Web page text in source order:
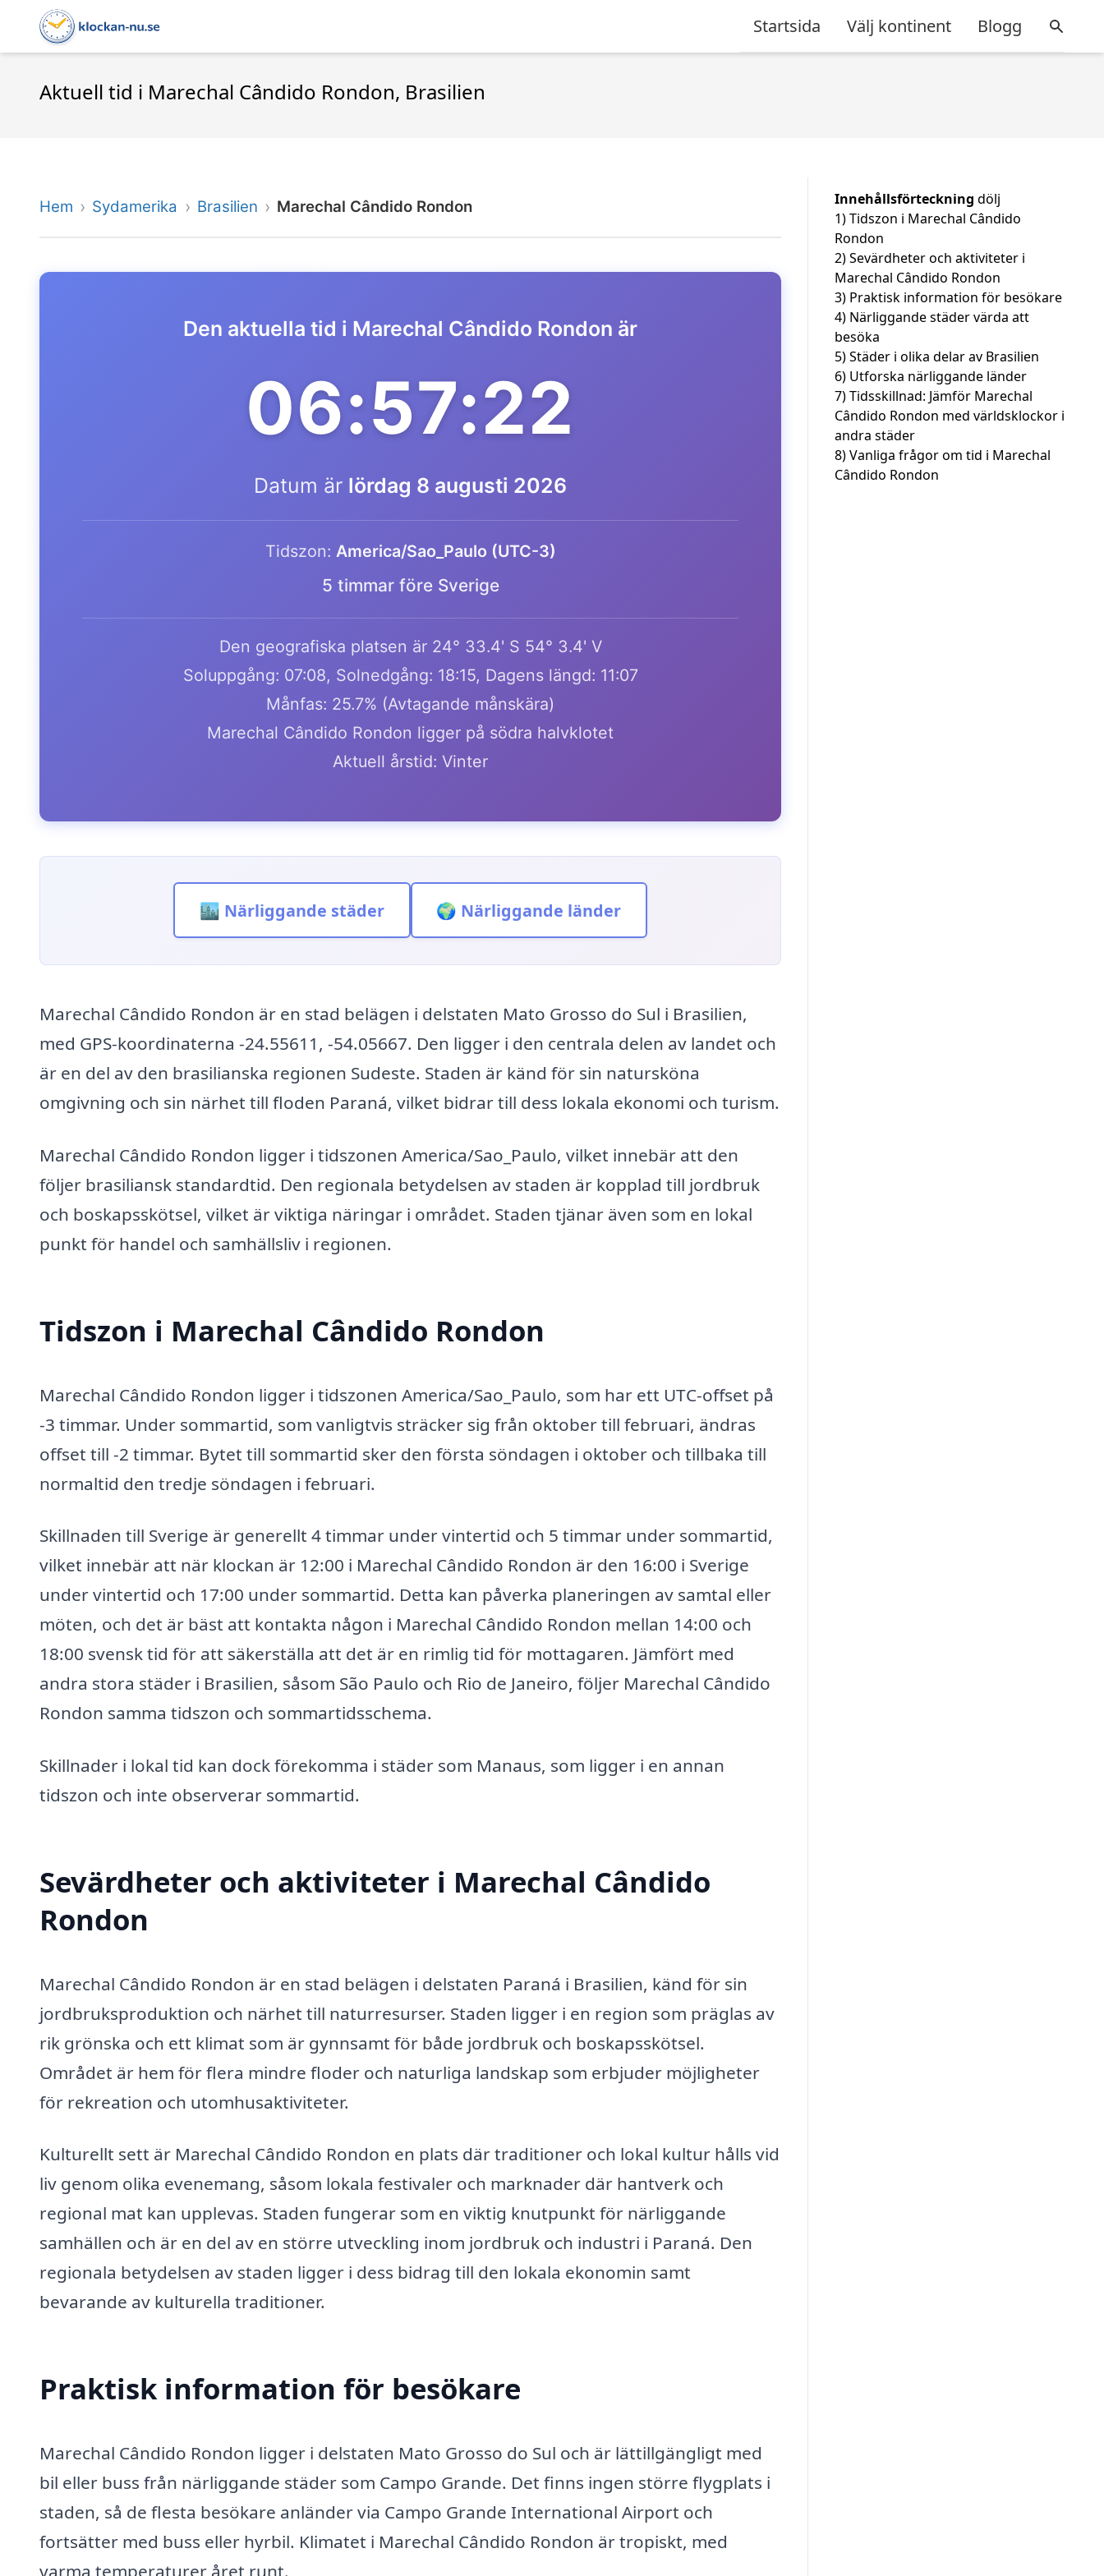
Startsida Välj kontinent Blogg
Aktuell tid i Marechal Cândido Rondon, Brasilien
Hem Sydamerika Brasilien Marechal Cândido Rondon
Den aktuella tid i Marechal Cândido Rondon är
06:57:22
Datum är lördag 8 augusti 2026
Tidszon: America/Sao_Paulo (UTC-3)
5 timmar före Sverige
Den geografiska platsen är 24° 33.4' S 54° 3.4' V
Soluppgång: 07:08, Solnedgång: 18:15, Dagens längd: 11:07
Månfas: 25.7% (Avtagande månskära)
Marechal Cândido Rondon ligger på södra halvklotet
Aktuell årstid: Vinter
🏙️ Närliggande städer 🌍 Närliggande länder
Marechal Cândido Rondon är en stad belägen i delstaten Mato Grosso do Sul i Brasilien,
med GPS-koordinaterna -24.55611, -54.05667. Den ligger i den centrala delen av landet och
är en del av den brasilianska regionen Sudeste. Staden är känd för sin natursköna
omgivning och sin närhet till floden Paraná, vilket bidrar till dess lokala ekonomi och turism.
Marechal Cândido Rondon ligger i tidszonen America/Sao_Paulo, vilket innebär att den
följer brasiliansk standardtid. Den regionala betydelsen av staden är kopplad till jordbruk
och boskapsskötsel, vilket är viktiga näringar i området. Staden tjänar även som en lokal
punkt för handel och samhällsliv i regionen.
Tidszon i Marechal Cândido Rondon
Marechal Cândido Rondon ligger i tidszonen America/Sao_Paulo, som har ett UTC-offset på
-3 timmar. Under sommartid, som vanligtvis sträcker sig från oktober till februari, ändras
offset till -2 timmar. Bytet till sommartid sker den första söndagen i oktober och tillbaka till
normaltid den tredje söndagen i februari.
Skillnaden till Sverige är generellt 4 timmar under vintertid och 5 timmar under sommartid,
vilket innebär att när klockan är 12:00 i Marechal Cândido Rondon är den 16:00 i Sverige
under vintertid och 17:00 under sommartid. Detta kan påverka planeringen av samtal eller
möten, och det är bäst att kontakta någon i Marechal Cândido Rondon mellan 14:00 och
18:00 svensk tid för att säkerställa att det är en rimlig tid för mottagaren. Jämfört med
andra stora städer i Brasilien, såsom São Paulo och Rio de Janeiro, följer Marechal Cândido
Rondon samma tidszon och sommartidsschema.
Skillnader i lokal tid kan dock förekomma i städer som Manaus, som ligger i en annan
tidszon och inte observerar sommartid.
Sevärdheter och aktiviteter i Marechal Cândido
Rondon
Marechal Cândido Rondon är en stad belägen i delstaten Paraná i Brasilien, känd för sin
jordbruksproduktion och närhet till naturresurser. Staden ligger i en region som präglas av
rik grönska och ett klimat som är gynnsamt för både jordbruk och boskapsskötsel.
Området är hem för flera mindre floder och naturliga landskap som erbjuder möjligheter
för rekreation och utomhusaktiviteter.
Kulturellt sett är Marechal Cândido Rondon en plats där traditioner och lokal kultur hålls vid
liv genom olika evenemang, såsom lokala festivaler och marknader där hantverk och
regional mat kan upplevas. Staden fungerar som en viktig knutpunkt för närliggande
samhällen och är en del av en större utveckling inom jordbruk och industri i Paraná. Den
regionala betydelsen av staden ligger i dess bidrag till den lokala ekonomin samt
bevarande av kulturella traditioner.
Praktisk information för besökare
Marechal Cândido Rondon ligger i delstaten Mato Grosso do Sul och är lättillgängligt med
bil eller buss från närliggande städer som Campo Grande. Det finns ingen större flygplats i
staden, så de flesta besökare anländer via Campo Grande International Airport och
fortsätter med buss eller hyrbil. Klimatet i Marechal Cândido Rondon är tropiskt, med
varma temperaturer året runt.
Innehållsförteckning dölj
1)Tidszon i Marechal Cândido
Rondon
2)Sevärdheter och aktiviteter i
Marechal Cândido Rondon
3) Praktisk information för besökare
4) Närliggande städer värda att
besöka
5)Städer i olika delar av Brasilien
6) Utforska närliggande länder
7)Tidsskillnad: Jämför Marechal
Cândido Rondon med världsklockor i
andra städer
8)Vanliga frågor om tid i Marechal
Cândido Rondon